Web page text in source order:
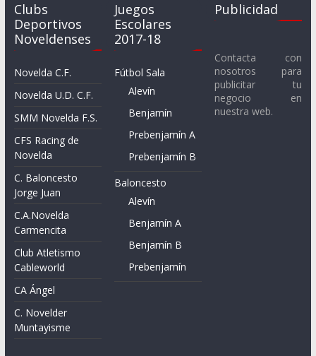
Clubs
Deportivos
Noveldenses
Novelda C.F.
Novelda U.D. C.F.
SMM Novelda F.S.
CFS Racing de
Novelda
C. Baloncesto
Jorge Juan
C.A.Novelda
Carmencita
Club Atletismo
Cableworld
CA Ángel
C. Novelder
Muntayisme
Juegos
Escolares
2017-18
Fútbol Sala
Alevín
Benjamín
Prebenjamín A
Prebenjamín B
Baloncesto
Alevín
Benjamín A
Benjamín B
Prebenjamín
Publicidad
Contacta con
nosotros para
publicitar tu
negocio en
nuestra web.